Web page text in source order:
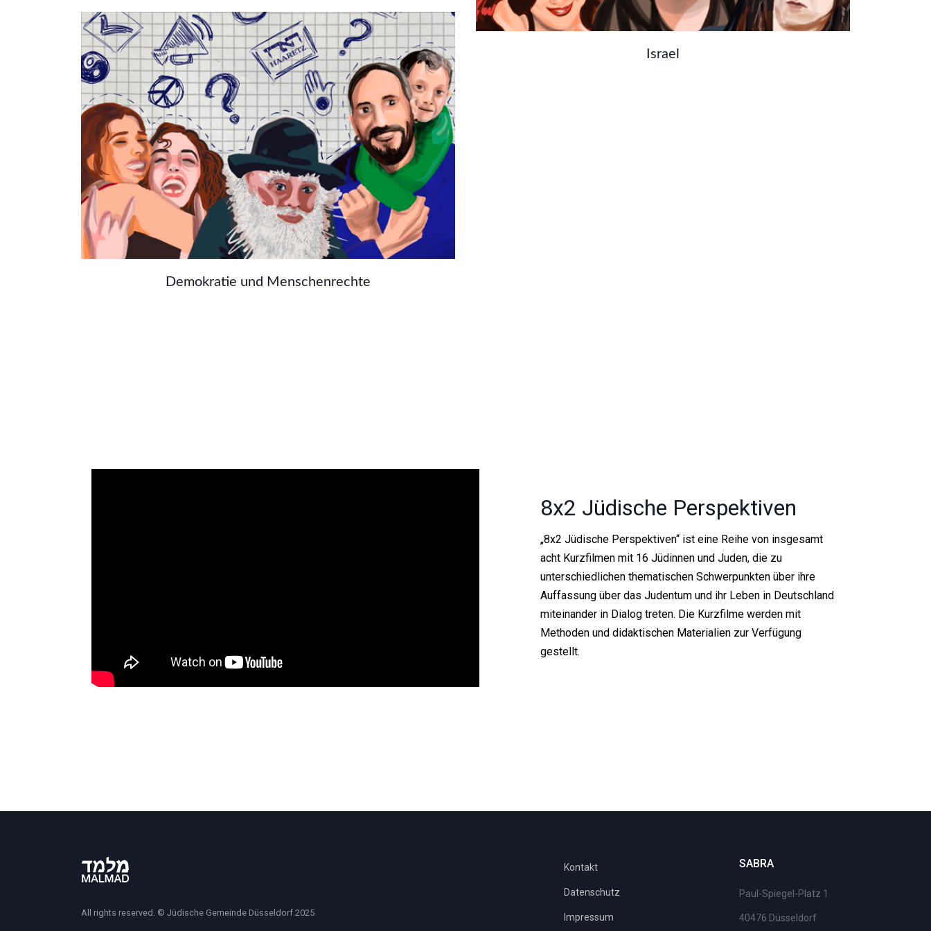
Israel
Antisemitismus ist eine anti-moderne und
antidemokratische Weltanschauung. Hier finden Sie einen
kurzen Überblick, welchen Beitrag eine
Auseinandersetzung mit Demokratie und Menschrechten
für die Antisemitismusprävention leisten kann.
Demokratie und Menschenrechte
8x2 Jüdische Perspektiven
„8x2 Jüdische Perspektiven“ ist eine Reihe von insgesamt
acht Kurzfilmen mit 16 Jüdinnen und Juden, die zu
unterschiedlichen thematischen Schwerpunkten über ihre
Auffassung über das Judentum und ihr Leben in Deutschland
miteinander in Dialog treten. Die Kurzfilme werden mit
Methoden und didaktischen Materialien zur Verfügung
gestellt.
Kontakt
Datenschutz
Impressum
SABRA
Paul-Spiegel-Platz 1
40476 Düsseldorf
All rights reserved. © Jüdische Gemeinde Düsseldorf 2025